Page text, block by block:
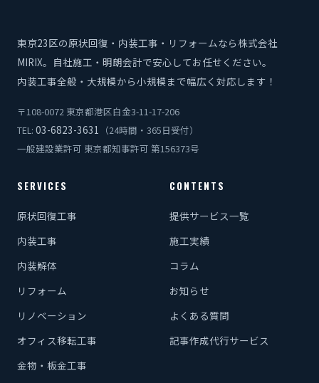
東京23区の原状回復・内装工事・リフォームなら株式会社
MIRIX。自社施工・明朗会計で安心してお任せください。
内装工事全般・大規模から小規模まで幅広く対応します！
〒108-0072 東京都港区白金3-11-17-206
TEL: 03-6823-3631
（24時間・365日受付）
一般建設業許可 東京都知事許可 第156373号
SERVICES
原状回復工事
内装工事
内装解体
リフォーム
リノベーション
オフィス移転工事
金物・板金工事
CONTENTS
提供サービス一覧
施工実績
コラム
お知らせ
よくある質問
記事作成代行サービス